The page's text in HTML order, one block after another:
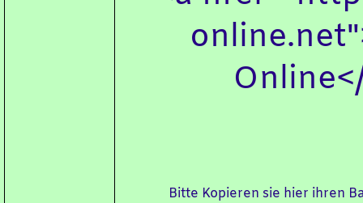
Bitte Kopieren sie hier ihren